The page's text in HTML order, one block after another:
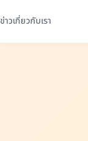
ข่าวเกี่ยวกับเรา